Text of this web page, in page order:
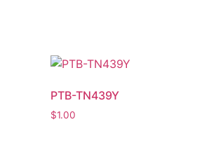
PTB-TN439Y
$1.00